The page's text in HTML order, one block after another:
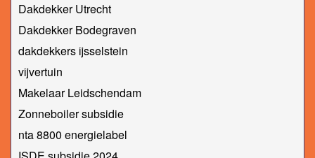
Dakdekker Utrecht
Dakdekker Bodegraven
dakdekkers ijsselstein
vijvertuin
Makelaar Leidschendam
Zonneboiler subsidie
nta 8800 energielabel